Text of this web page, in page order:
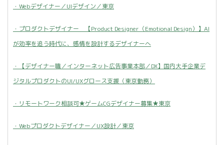
・Webデザイナー／UIデザイン／東京
・プロダクトデザイナー 【Product Designer（Emotional Design）】AI
が効率を追う時代に、感情を設計するデザイナーへ
・【デザイナー職／インターネット広告事業本部／DX】国内大手企業デ
ジタルプロダクトのUI/UXグロース支援（東京勤務）
・リモートワーク相談可★ゲームCGデザイナー募集★東京
・Webプロダクトデザイナー／UX設計／東京